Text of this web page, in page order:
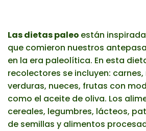
Las dietas paleo están
que comieron nuestros
en la era paleolítica. En esta
recolectores se incluyen:
verduras, nueces, frutas con
como el aceite de oliva. Los
cereales, legumbres, lácteos,
de semillas y alimentos